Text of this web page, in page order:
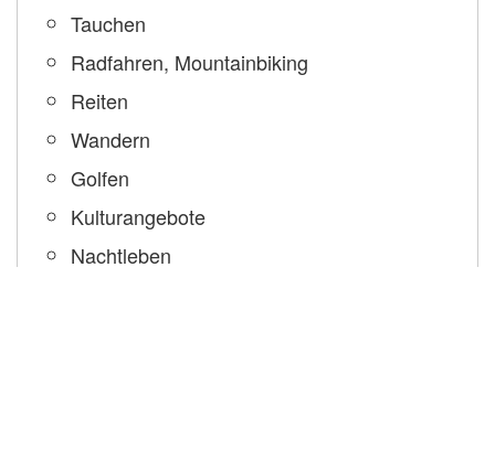
Tauchen
Radfahren, Mountainbiking
Reiten
Wandern
Golfen
Kulturangebote
Nachtleben